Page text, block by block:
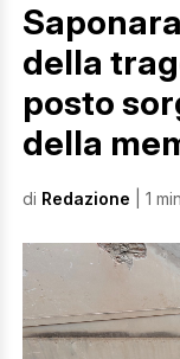
della
posto
della
di Redazione | 1